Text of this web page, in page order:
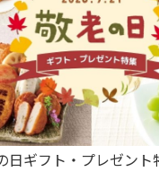
日ギフト・プレゼント